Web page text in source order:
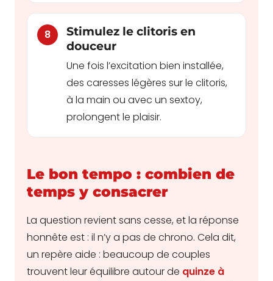
8
Stimulez le clitoris en
douceur
Une fois l’excitation bien installée,
des caresses légères sur le clitoris,
à la main ou avec un sextoy,
prolongent le plaisir.
Le bon tempo : combien de
temps y consacrer
La question revient sans cesse, et la réponse
honnête est : il n’y a pas de chrono. Cela dit,
un repère aide : beaucoup de couples
trouvent leur équilibre autour de quinze à